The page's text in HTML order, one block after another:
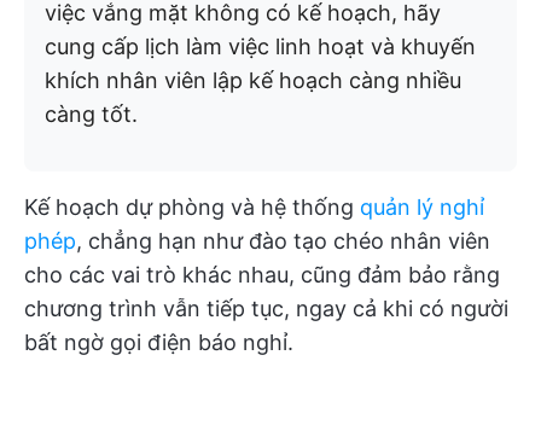
việc vắng mặt không có kế hoạch, hãy
cung cấp lịch làm việc linh hoạt và khuyến
khích nhân viên lập kế hoạch càng nhiều
càng tốt.
Kế hoạch dự phòng và hệ thống quản lý nghỉ
phép, chẳng hạn như đào tạo chéo nhân viên
cho các vai trò khác nhau, cũng đảm bảo rằng
chương trình vẫn tiếp tục, ngay cả khi có người
bất ngờ gọi điện báo nghỉ.